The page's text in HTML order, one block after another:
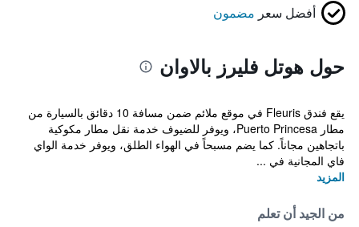
أفضل سعر مضمون
حول هوتل فليرز بالاوان
يقع فندق Fleuris في موقع ملائم ضمن مسافة 10 دقائق بالسيارة من
مطار Puerto Princesa، ويوفر للضيوف خدمة نقل مطار مكوكية
باتجاهين مجاناً. كما يضم مسبحاً في الهواء الطلق، ويوفر خدمة الواي
فاي المجانية في ...
المزيد
من الجيد أن تعلم